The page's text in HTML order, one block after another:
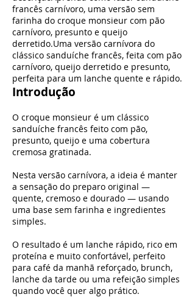
francês carnívoro, uma versão sem
farinha do croque monsieur com pão
carnívoro, presunto e queijo
derretido.Uma versão carnívora do
clássico sanduíche francês, feita com pão
carnívoro, queijo derretido e presunto,
perfeita para um lanche quente e rápido.
Introdução
O croque monsieur é um clássico
sanduíche francês feito com pão,
presunto, queijo e uma cobertura
cremosa gratinada.
Nesta versão carnívora, a ideia é manter
a sensação do preparo original —
quente, cremoso e dourado — usando
uma base sem farinha e ingredientes
simples.
O resultado é um lanche rápido, rico em
proteína e muito confortável, perfeito
para café da manhã reforçado, brunch,
lanche da tarde ou uma refeição simples
quando você quer algo prático.